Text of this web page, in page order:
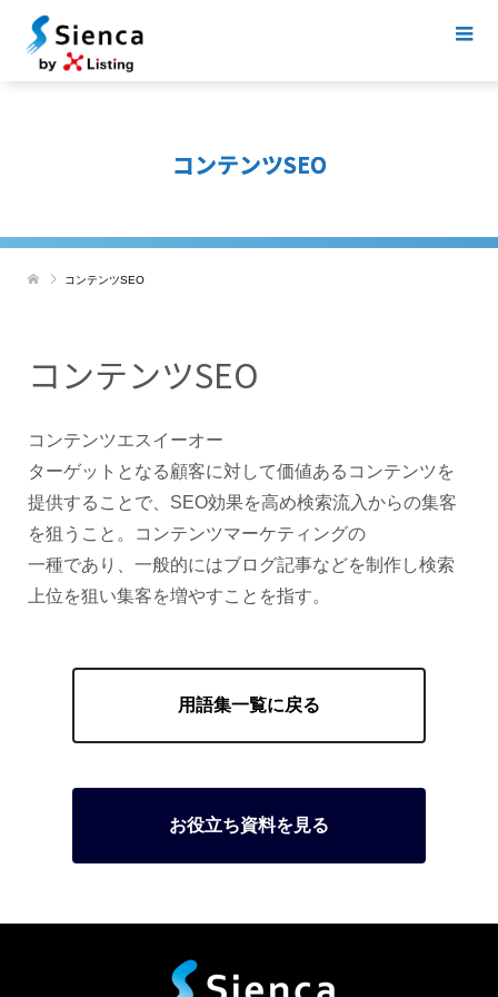
コンテンツSEO
コンテンツSEO
コンテンツSEO
コンテンツエスイーオー
ターゲットとなる顧客に対して価値あるコンテンツを
提供することで、SEO効果を高め検索流入からの集客
を狙うこと。コンテンツマーケティングの
一種であり、一般的にはブログ記事などを制作し検索
上位を狙い集客を増やすことを指す。
用語集一覧に戻る
お役立ち資料を見る